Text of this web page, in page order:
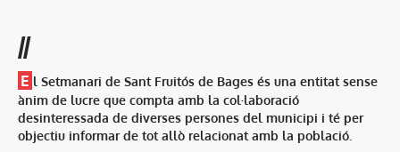
//
E l Setmanari de Sant Fruitós de Bages és una entitat sense
ànim de lucre que compta amb la col·laboració
desinteressada de diverses persones del municipi i té per
objectiu informar de tot allò relacionat amb la població.